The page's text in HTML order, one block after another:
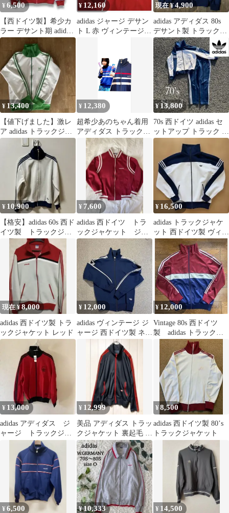
¥ 6,500
【西ドイツ製】希少カ
ラー デサント期 adidas
トラックジャケット
赤・灰
¥ 12,160
adidas ジャージ デサン
ト L 赤 ヴィンテージ
現在 ¥4,900
adidas アディダス 80s
デサント製 トラックジ
ャケット ジャージ
¥ 13,400
【値下げました】激レ
ア adidas トラックジャ
ケット デサント
¥ 12,380
超希少あのちゃん着用
アディダス トラックジ
ャケット 西ドイツ
70s80s
¥13,800
70s 西ドイツ adidas セ
ットアップ トラック ジ
ャケット パンツ
¥ 10,900
【格安】adidas 60s 西ド
イツ製 トラックジャ
¥ 7,600
adidas 西ドイツ トラ
ックジャケット ジャ
ージ
¥ 16,500
adidas トラックジャケ
ット 西ドイツ製 ヴィン
テージ
現在 ¥8,000
adidas 西ドイツ製 トラ
ックジャケット レッド
¥ 12,000
adidas ヴィンテージ ジ
ャージ 西ドイツ製 ネイ
¥ 12,000
Vintage 80s 西ドイツ
製 adidas トラックジ
ャケット
¥ 13,000
adidas アディダス ジ
ャージ トラックジャ
ケット 60s 西ドイツ
¥ 12,999
美品 アディダス トラッ
クジャケット 裏起毛 曲
がりポケット 西ドイツ
黒 L
¥8,500
adidas 西ドイツ製 80’s
トラックジャケット
¥6,500 ¥10,333 ¥ 14,500